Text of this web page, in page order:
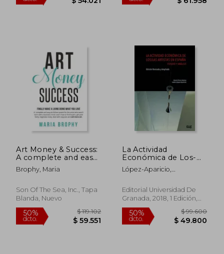
50%
dcto.
$ 108.041
$ 54.021
Art Money & Success:
A complete and easy-
to-follow system for
the artist who wasn't
mind. Learn how to
find buyers, get paid
copycats and sell
more art. (en Inglés)
Brophy, Maria
Son Of The Sea, Inc., Tapa
Blanda, Nuevo
La Actividad
Económica de Los-
Las Artistas en
España: Estudio y
López-Aparicio,
Editorial Universidad De
Granada, 2018, 1 Edición,
Tapa Blanda, Nuevo